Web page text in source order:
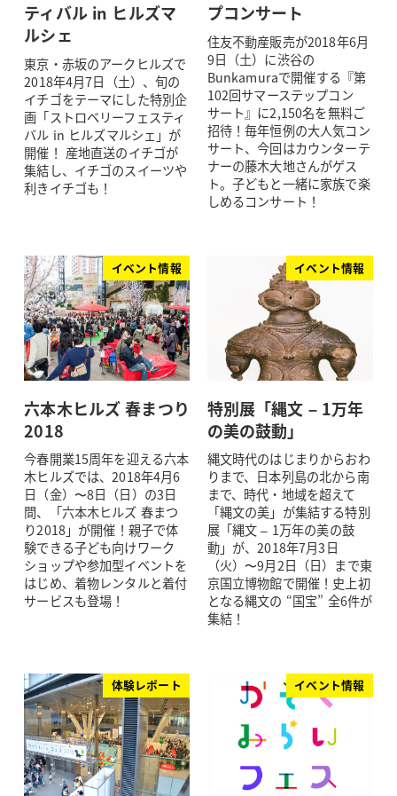
ティバル in ヒルズマ
ルシェ
東京・赤坂のアークヒルズで
2018年4月7日（土）、旬の
イチゴをテーマにした特別企
画「ストロベリーフェスティ
バル in ヒルズマルシェ」が
開催！ 産地直送のイチゴが
集結し、イチゴのスイーツや
利きイチゴも！
プコンサート
住友不動産販売が2018年6月
9日（土）に渋谷の
Bunkamuraで開催する『第
102回サマーステップコン
サート』に2,150名を無料ご
招待！毎年恒例の大人気コン
サート、今回はカウンターテ
ナーの藤木大地さんがゲス
ト。子どもと一緒に家族で楽
しめるコンサート！
イベント情報
六本木ヒルズ 春まつり
2018
今春開業15周年を迎える六本
木ヒルズでは、2018年4月6
日（金）〜8日（日）の3日
間、「六本木ヒルズ 春まつ
り2018」が開催！親子で体
験できる子ども向けワーク
ショップや参加型イベントを
はじめ、着物レンタルと着付
サービスも登場！
イベント情報
特別展「縄文 – 1万年
の美の鼓動」
縄文時代のはじまりからおわ
りまで、日本列島の北から南
まで、時代・地域を超えて
「縄文の美」が集結する特別
展「縄文 – 1万年の美の鼓
動」が、2018年7月3日
（火）〜9月2日（日）まで東
京国立博物館で開催！史上初
となる縄文の “国宝” 全6件が
集結！
体験レポート イベント情報